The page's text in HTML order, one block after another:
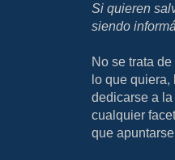
Si quieren
siendo
No se trata
lo que
dedicarse a
cualquier
que